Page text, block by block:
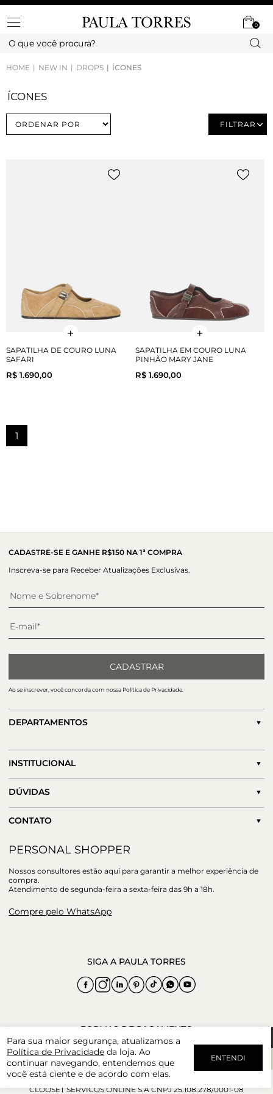
Para sua maior segurança, atualizamos a
Política de Privacidade da loja. Ao
continuar navegando, entendemos que
você está ciente e de acordo com elas.
ENTENDI
0
HOME NEW IN DROPS ÍCONES
ÍCONES
FILTRAR
SAPATILHA DE COURO LUNA
SAFARI
R$ 1.690,00
SAPATILHA EM COURO LUNA
PINHÃO MARY JANE
R$ 1.690,00
1
CADASTRE-SE E GANHE R$150 NA 1ª COMPRA
Inscreva-se para Receber Atualizações Exclusivas.
CADASTRAR
Ao se inscrever, você concorda com nossa Política de Privacidade.
DEPARTAMENTOS
INSTITUCIONAL
DÚVIDAS
CONTATO
PERSONAL SHOPPER
Nossos consultores estão aqui para garantir a melhor experiência de
compra.
Atendimento de segunda-feira a sexta-feira das 9h a 18h.
Compre pelo WhatsApp
CLOOSET SERVICOS ONLINE S.A CNPJ 25.108.278/0001-08